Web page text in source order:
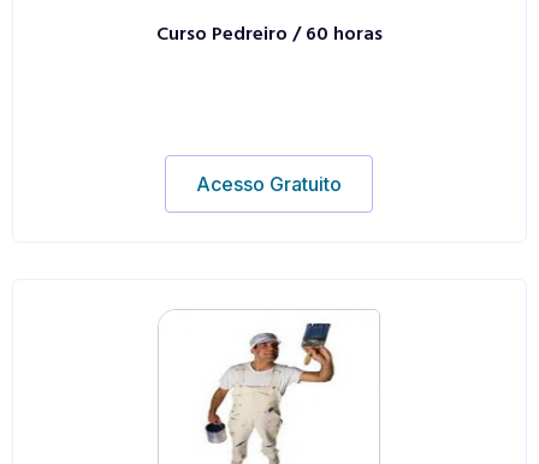
Curso Pedreiro / 60 horas
Acesso Gratuito